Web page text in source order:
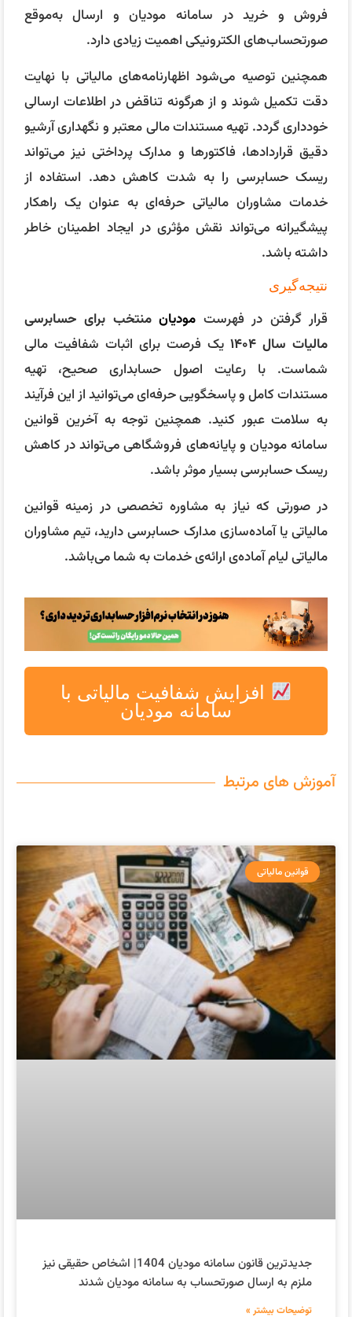
فروش و خرید در سامانه مودیان و ارسال به‌موقع
صورتحساب‌های الکترونیکی اهمیت زیادی دارد.
همچنین توصیه می‌شود اظهارنامه‌های مالیاتی با نهایت
دقت تکمیل شوند و از هرگونه تناقض در اطلاعات ارسالی
خودداری گردد. تهیه مستندات مالی معتبر و نگهداری آرشیو
دقیق قراردادها، فاکتورها و مدارک پرداختی نیز می‌تواند
ریسک حسابرسی را به شدت کاهش دهد. استفاده از
خدمات مشاوران مالیاتی حرفه‌ای به عنوان یک راهکار
پیشگیرانه می‌تواند نقش مؤثری در ایجاد اطمینان خاطر
داشته باشد.
نتیجه‌گیری
قرار گرفتن در فهرست مودیانمنتخب برای حسابرسی
مالیات سال ۱۴۰۴
یک فرصت برای اثبات شفافیت مالی
شماست. با رعایت اصول حسابداری صحیح، تهیه
مستندات کامل و پاسخگویی حرفه‌ای می‌توانید از این فرآیند
به سلامت عبور کنید. همچنین توجه به آخرین قوانین
سامانه مودیان و پایانه‌های فروشگاهی می‌تواند در کاهش
ریسک حسابرسی بسیار موثر باشد.
در صورتی که نیاز به مشاوره تخصصی در زمینه قوانین
مالیاتی یا آماده‌سازی مدارک حسابرسی دارید، تیم مشاوران
مالیاتی لیام آماده‌ی ارائه‌ی خدمات به شما می‌باشد.
افزایش شفافیت مالیاتی با
سامانه مودیان
آموزش های مرتبط
قوانین مالیاتی
جدیدترین قانون سامانه مودیان 1404| اشخاص حقیقی نیز
ملزم به ارسال صورتحساب به سامانه مودیان شدند
توضیحات بیشتر »